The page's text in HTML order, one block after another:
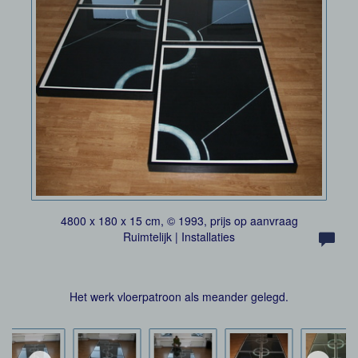
4800 x 180 x 15 cm, © 1993, prijs op aanvraag
Ruimtelijk | Installaties
Het werk vloerpatroon als meander gelegd.